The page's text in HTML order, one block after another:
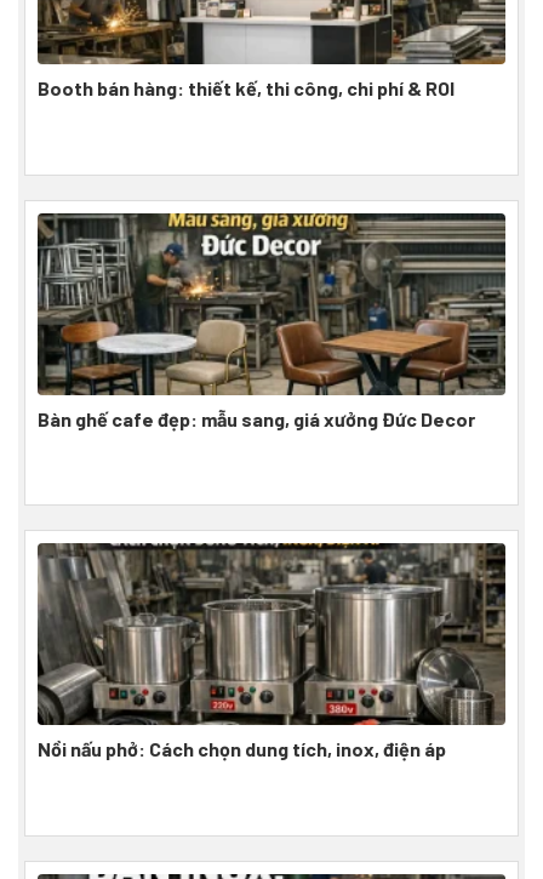
Booth bán hàng: thiết kế, thi công, chi phí & ROI
Bàn ghế cafe đẹp: mẫu sang, giá xưởng Đức Decor
Nồi nấu phở: Cách chọn dung tích, inox, điện áp